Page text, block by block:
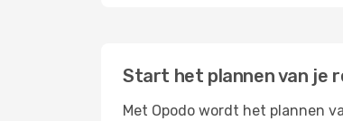
Start het plannen van je
Met Opodo wordt het plannen